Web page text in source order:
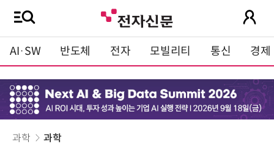
AI·SW 반도체 전자 모빌리티 통신 경제
과학 과학